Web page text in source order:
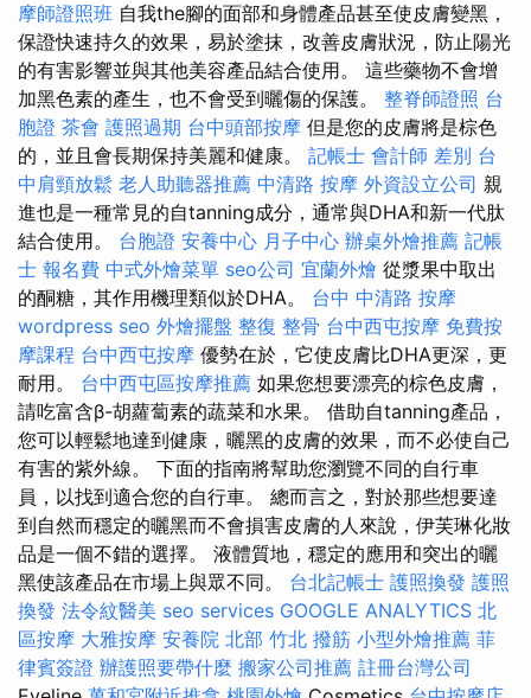
摩師證照班 自我the腳的面部和身體產品甚至使皮膚變黑，
保證快速持久的效果，易於塗抹，改善皮膚狀況，防止陽光
的有害影響並與其他美容產品結合使用。 這些藥物不會增
加黑色素的產生，也不會受到曬傷的保護。 整脊師證照 台
胞證 茶會 護照過期 台中頭部按摩 但是您的皮膚將是棕色
的，並且會長期保持美麗和健康。 記帳士 會計師 差別 台
中肩頸放鬆 老人助聽器推薦 中清路 按摩 外資設立公司 親
進也是一種常見的自tanning成分，通常與DHA和新一代肽
結合使用。 台胞證 安養中心 月子中心 辦桌外燴推薦 記帳
士 報名費 中式外燴菜單 seo公司 宜蘭外燴 從漿果中取出
的酮糖，其作用機理類似於DHA。 台中 中清路 按摩
wordpress seo 外燴擺盤 整復 整骨 台中西屯按摩 免費按
摩課程 台中西屯按摩 優勢在於，它使皮膚比DHA更深，更
耐用。 台中西屯區按摩推薦 如果您想要漂亮的棕色皮膚，
請吃富含β-胡蘿蔔素的蔬菜和水果。 借助自tanning產品，
您可以輕鬆地達到健康，曬黑的皮膚的效果，而不必使自己
有害的紫外線。 下面的指南將幫助您瀏覽不同的自行車
員，以找到適合您的自行車。 總而言之，對於那些想要達
到自然而穩定的曬黑而不會損害皮膚的人來說，伊芙琳化妝
品是一個不錯的選擇。 液體質地，穩定的應用和突出的曬
黑使該產品在市場上與眾不同。 台北記帳士 護照換發 護照
換發 法令紋醫美 seo services GOOGLE ANALYTICS 北
區按摩 大雅按摩 安養院 北部 竹北 撥筋 小型外燴推薦 菲
律賓簽證 辦護照要帶什麼 搬家公司推薦 註冊台灣公司